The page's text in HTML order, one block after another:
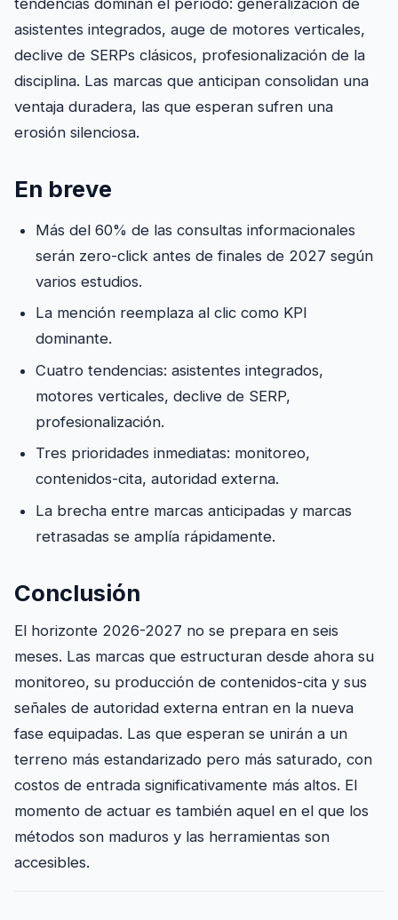
asistentes integrados, auge de motores verticales,
declive de SERPs clásicos, profesionalización de la
disciplina. Las marcas que anticipan consolidan una
ventaja duradera, las que esperan sufren una
erosión silenciosa.
En breve
Más del 60% de las consultas informacionales
serán zero-click antes de finales de 2027 según
varios estudios.
La mención reemplaza al clic como KPI
dominante.
Cuatro tendencias: asistentes integrados,
motores verticales, declive de SERP,
profesionalización.
Tres prioridades inmediatas: monitoreo,
contenidos-cita, autoridad externa.
La brecha entre marcas anticipadas y marcas
retrasadas se amplía rápidamente.
Conclusión
El horizonte 2026-2027 no se prepara en seis
meses. Las marcas que estructuran desde ahora su
monitoreo, su producción de contenidos-cita y sus
señales de autoridad externa entran en la nueva
fase equipadas. Las que esperan se unirán a un
terreno más estandarizado pero más saturado, con
costos de entrada significativamente más altos. El
momento de actuar es también aquel en el que los
métodos son maduros y las herramientas son
accesibles.